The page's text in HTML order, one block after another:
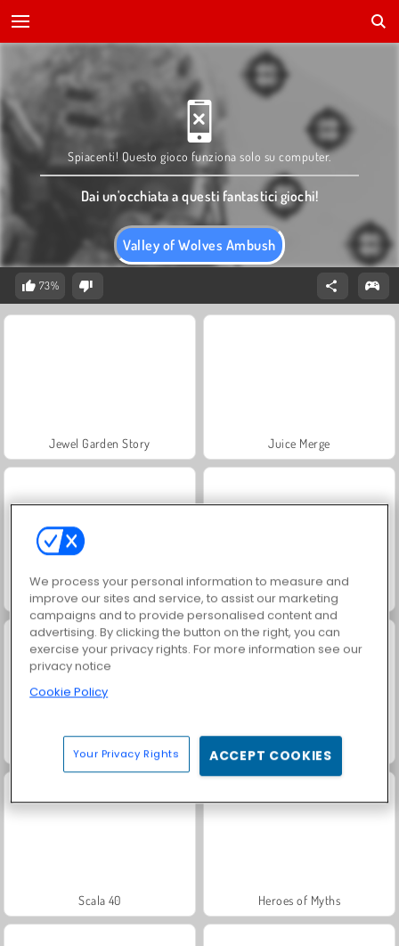
Valley of Wolves Ambush
Spiacenti! Questo gioco funziona solo su computer.
Dai un'occhiata a questi fantastici giochi!
73%
Jewel Garden Story Juice Merge
Grand Mahjong Connect Trollface Quest: USA 2
Masha and the Bear: Meadows
Scala 40 Heroes of Myths
We process your personal information to measure and
improve our sites and service, to assist our marketing
campaigns and to provide personalised content and
advertising. By clicking the button on the right, you can
exercise your privacy rights. For more information see our
privacy notice
Cookie Policy
Your Privacy Rights ACCEPT COOKIES